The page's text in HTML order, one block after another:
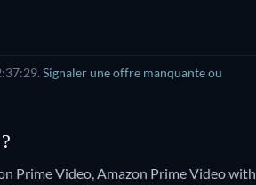
Signaler une offre manquante ou
Prime Video, Amazon Prime Video with